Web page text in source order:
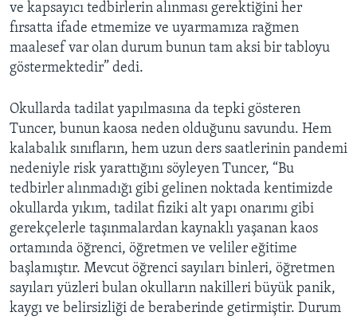
ve kapsayıcı tedbirlerin alınması gerektiğini her
fırsatta ifade etmemize ve uyarmamıza rağmen
maalesef var olan durum bunun tam aksi bir tabloyu
göstermektedir” dedi.
Okullarda tadilat yapılmasına da tepki gösteren
Tuncer, bunun kaosa neden olduğunu savundu. Hem
kalabalık sınıfların, hem uzun ders saatlerinin pandemi
nedeniyle risk yarattığını söyleyen Tuncer, “Bu
tedbirler alınmadığı gibi gelinen noktada kentimizde
okullarda yıkım, tadilat fiziki alt yapı onarımı gibi
gerekçelerle taşınmalardan kaynaklı yaşanan kaos
ortamında öğrenci, öğretmen ve veliler eğitime
başlamıştır. Mevcut öğrenci sayıları binleri, öğretmen
sayıları yüzleri bulan okulların nakilleri büyük panik,
kaygı ve belirsizliği de beraberinde getirmiştir. Durum